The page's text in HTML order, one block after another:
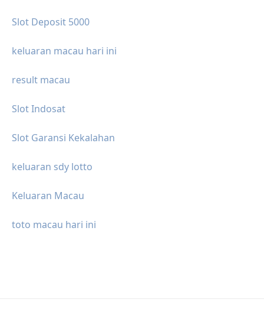
Slot Deposit 5000
keluaran macau hari ini
result macau
Slot Indosat
Slot Garansi Kekalahan
keluaran sdy lotto
Keluaran Macau
toto macau hari ini